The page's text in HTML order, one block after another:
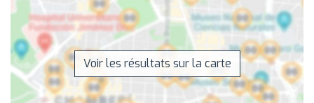
Voir les résultats sur la carte